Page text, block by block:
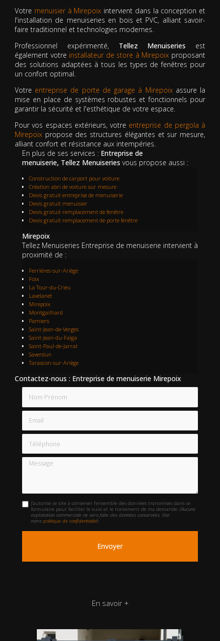
Votre menuisier à Mirepoix intervient dans la conception et
l'installation de menuiseries en bois et PVC, alliant savoir-
faire traditionnel et technologies modernes.
Professionnel expérimenté, Tellez Menuiseries est
également votre installateur de store à Mirepoix proposant
des solutions adaptées à tous les types de fenêtres pour
un confort optimal.
Votre entreprise de porte de garage à Mirepoixassure la
mise en place de systèmes robustes et fonctionnels pour
garantir la sécurité et l'esthétique de votre espace.
Pour vos espaces extérieurs, votre entreprise de pergola à
Mirepoix propose des structures élégantes et sur mesure,
alliant confort et résistance aux intempéries.
En plus de ses services : Entreprise de
menuiserie, Tellez Menuiseries vous propose aussi :
Construction de carport pour voiture
Création abri de voiture sur mesure
Devis gratuit entreprise de menuiserie
Devis gratuit menuisier
Devis gratuit remplacement de fenêtre
Devis gratuit remplacement de porte fenêtre
Mirepoix
Tellez Menuiseries Entreprise de menuiserie intervient à
proximité de :
Ferrières-sur-Ariège
Foix
La Tour-du-Crieu
Lavelanet
Mirepoix
Montgailhard
Pamiers
Saint-Jean-de-Verges
Saint-Jean-du-Falga
Saint-Paul-de-Jarrat
Saverdun
Tarascon-sur-Ariège
Contactez-nous : Entreprise de menuiserie Mirepoix
Email
Téléphone
Message
J'autorise ce site à conserver l'ensemble des données transmises dans ce
formulaire pour faciliter le suivi et le traitement de ma demande.(Aucune
exploitation commerciale ne sera faite des données conservées. Voir
notrepolitique de confidentialité)
En savoir +